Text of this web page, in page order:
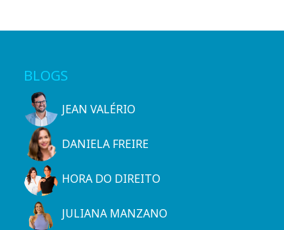
BLOGS
JEAN VALÉRIO
DANIELA FREIRE
HORA DO DIREITO
JULIANA MANZANO